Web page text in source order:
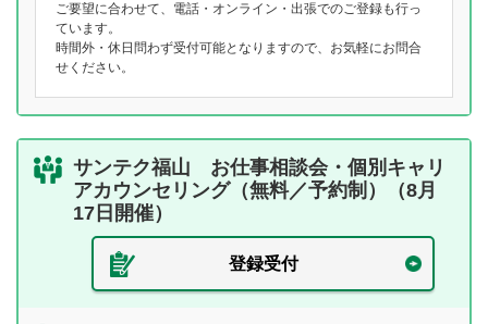
ご要望に合わせて、電話・オンライン・出張でのご登録も行っ
ています。
時間外・休日問わず受付可能となりますので、お気軽にお問合
せください。
サンテク福山 お仕事相談会・個別キャリ
アカウンセリング（無料／予約制）（8月
17日開催）
登録受付